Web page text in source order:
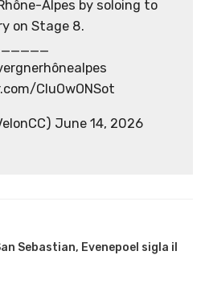
Alpes by soloing to
on Stage 8.
_____
CIuOwONSot
June 14, 2026
Sebastian, Evenepoel sigla il